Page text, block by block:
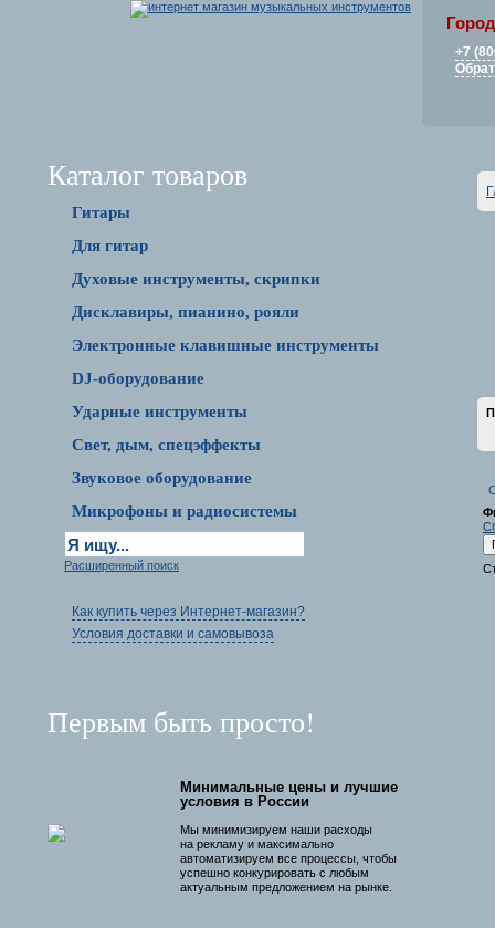
+7
Каталог товаров
Гитары
Для гитар
Духовые инструменты, скрипки
Дисклавиры, пианино, рояли
Электронные клавишные инструменты
DJ-оборудование
Ударные инструменты
Свет, дым, спецэффекты
Звуковое оборудование
Микрофоны и радиосистемы
Расширенный поиск
Как купить через Интернет-магазин?
Условия доставки и самовывоза
Первым быть просто!
Минимальные цены и лучшие
условия в России
Мы минимизируем наши расходы
на рекламу и максимально
автоматизируем все процессы, чтобы
успешно конкурировать с любым
актуальным предложением на рынке.